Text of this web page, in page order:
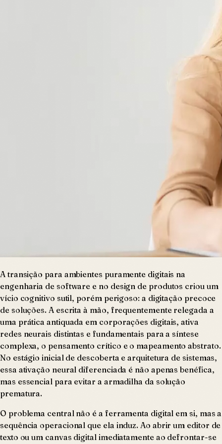
A transição para ambientes puramente digitais na
engenharia de software e no design de produtos criou um
vício cognitivo sutil, porém perigoso: a digitação precoce
de soluções. A escrita à mão, frequentemente relegada a
uma prática antiquada em corporações digitais, ativa
redes neurais distintas e fundamentais para a síntese
complexa, o pensamento crítico e o mapeamento abstrato.
No estágio inicial de descoberta e arquitetura de sistemas,
essa ativação neural diferenciada é não apenas benéfica,
mas essencial para evitar a armadilha da solução
prematura.
O problema central não é a ferramenta digital em si, mas a
sequência operacional que ela induz. Ao abrir um editor de
texto ou um canvas digital imediatamente ao defrontar-se